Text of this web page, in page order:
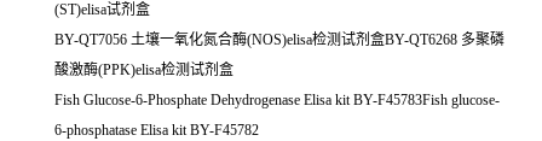
(ST)elisa试剂盒
BY-QT7056 土壤一氧化氮合酶(NOS)elisa检测试剂盒BY-QT6268 多聚磷
酸激酶(PPK)elisa检测试剂盒
Fish Glucose-6-Phosphate Dehydrogenase Elisa kit BY-F45783Fish glucose-
6-phosphatase Elisa kit BY-F45782